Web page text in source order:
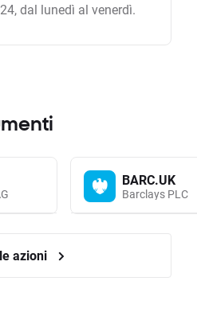
dal lunedì al venerdì.
BARC.UK
Barclays PLC
azioni